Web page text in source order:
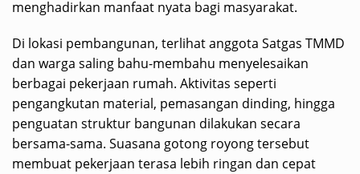
menghadirkan manfaat nyata bagi masyarakat.
Di lokasi pembangunan, terlihat anggota Satgas TMMD
dan warga saling bahu-membahu menyelesaikan
berbagai pekerjaan rumah. Aktivitas seperti
pengangkutan material, pemasangan dinding, hingga
penguatan struktur bangunan dilakukan secara
bersama-sama. Suasana gotong royong tersebut
membuat pekerjaan terasa lebih ringan dan cepat